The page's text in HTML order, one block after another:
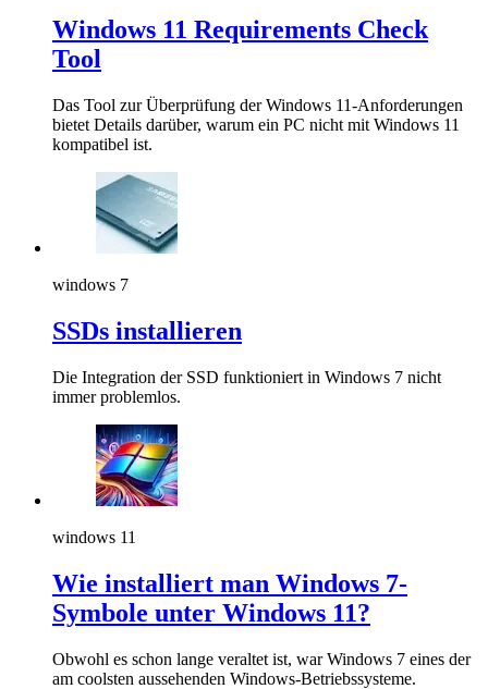
Windows 11 Requirements Check
Tool
Das Tool zur Überprüfung der Windows 11-Anforderungen
bietet Details darüber, warum ein PC nicht mit Windows 11
kompatibel ist.
windows 7
SSDs installieren
Die Integration der SSD funktioniert in Windows 7 nicht
immer problemlos.
windows 11
Wie installiert man Windows 7-
Symbole unter Windows 11?
Obwohl es schon lange veraltet ist, war Windows 7 eines der
am coolsten aussehenden Windows-Betriebssysteme.